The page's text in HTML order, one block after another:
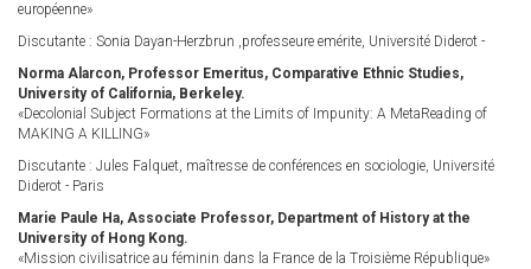
européenne»
Discutante : Sonia Dayan-Herzbrun ,professeure emérite, Université Diderot -
Norma Alarcon, Professor Emeritus, Comparative Ethnic Studies,
University of California, Berkeley.
«Decolonial Subject Formations at the Limits of Impunity: A MetaReading of
MAKING A KILLING»
Discutante : Jules Falquet, maîtresse de conférences en sociologie, Université
Diderot - Paris
Marie Paule Ha, Associate Professor, Department of History at the
University of Hong Kong.
«Mission civilisatrice au féminin dans la France de la Troisième République»